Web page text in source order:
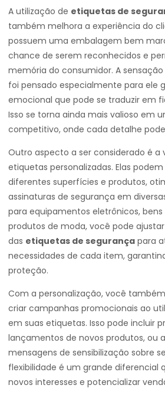
A utilização de etiquetas de
também melhora a experiência do
possuem uma embalagem bem
chance de serem reconhecidos e
memória do consumidor. A
foi pensado especialmente para ele
emocional que pode se traduzir em
Isso se torna ainda mais valioso em
competitivo, onde cada detalhe
Outro aspecto a ser considerado é a
etiquetas personalizadas. Elas
diferentes superfícies e produtos,
assinaturas de segurança em
para equipamentos eletrônicos,
produtos de moda, você pode
das etiquetas de segurança para
necessidades de cada item,
proteção.
Com a personalização, você
criar campanhas promocionais ao
em suas etiquetas. Isso pode incluir
lançamentos de novos produtos, ou
mensagens de sensibilização sobre
flexibilidade é um grande diferencial
novos interesses e potencializar